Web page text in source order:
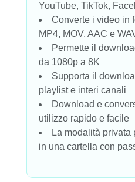
YouTube, TikTok,
Converte i video in
MP4, MOV, AAC e
Permette il
da 1080p a 8K
Supporta il
playlist e interi canali
Download e
utilizzo rapido e facile
La modalità privata
in una cartella con